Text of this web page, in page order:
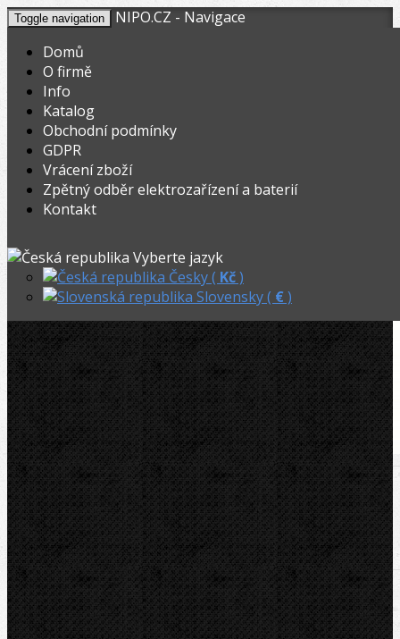
Toggle navigation
NIPO.CZ - Navigace
Domů
O firmě
Info
Katalog
Obchodní podmínky
GDPR
Vrácení zboží
Zpětný odběr elektrozařízení a baterií
Kontakt
Vyberte jazyk
Česky ( Kč)
Slovensky ( €)
V nákupním košíku máte
Celkem: 0,00
Registrovat Přihlásit
NIPO.CZ
Rothenberger Řetězový hasák 4˝
Rothenberger Řetězový hasák 4˝
U nás zaplatíte
889,00 Kč